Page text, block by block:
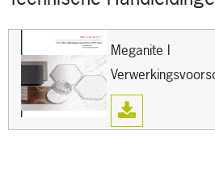
Meganite I